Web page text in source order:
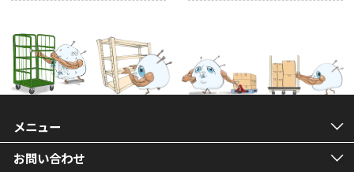
メニュー
お問い合わせ